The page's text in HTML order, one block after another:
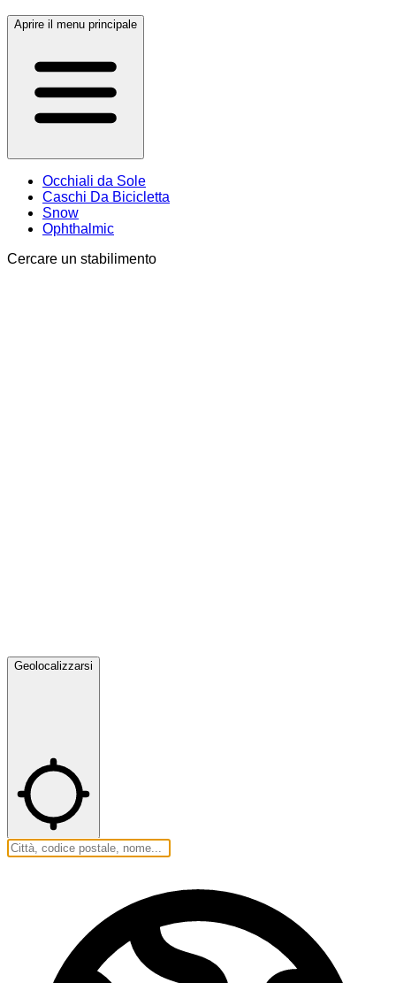
Aprire il menu principale
Occhiali da Sole
Caschi Da Bicicletta
Snow
Ophthalmic
Cercare un stabilimento
Geolocalizzarsi